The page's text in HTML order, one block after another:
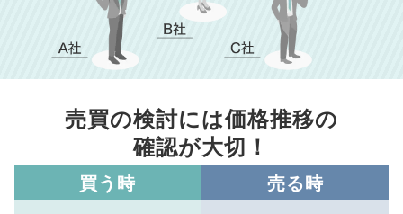
売買の検討には価格推移の
確認が大切！
買う時 売る時